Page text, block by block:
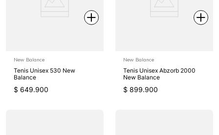
New Balance
Tenis Unisex 530 New
Balance
$ 649.900
New Balance
Tenis Unisex Abzorb 2000
New Balance
$ 899.900